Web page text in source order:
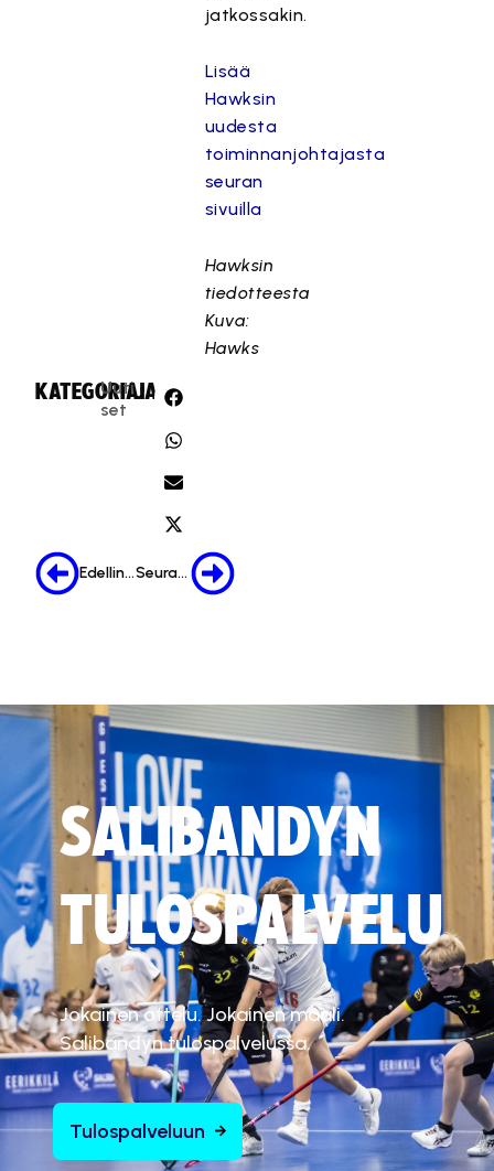
jatkossakin.
Lisää
Hawksin
uudesta
toiminnanjohtajasta
seuran
sivuilla
Hawksin
tiedotteesta
Kuva:
Hawks
KATEGORIA:
Uuti
set
JAA:
Edellinen Seuraava
SALIBANDYN
TULOSPALVELU
Jokainen ottelu. Jokainen maali.
Salibandyn tulospalvelussa.
Tulospalveluun